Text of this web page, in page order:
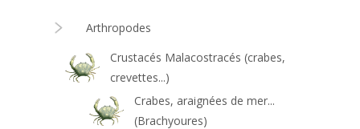
Arthropodes
Crustacés Malacostracés (crabes,
crevettes...)
Crabes, araignées de mer...
(Brachyoures)